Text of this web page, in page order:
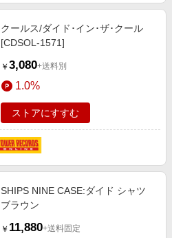
クールス/ダイド･イン･ザ･クール
[CDSOL-1571]
￥ 3,080+送料別
1.0%
ストアにすすむ
SHIPS NINE CASE:ダイド シャツ
ブラウン
￥ 11,880+送料固定